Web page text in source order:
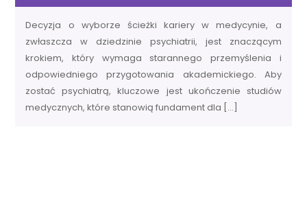
Decyzja o wyborze ścieżki kariery w medycynie, a
zwłaszcza w dziedzinie psychiatrii, jest znaczącym
krokiem, który wymaga starannego przemyślenia i
odpowiedniego przygotowania akademickiego. Aby
zostać psychiatrą, kluczowe jest ukończenie studiów
medycznych, które stanowią fundament dla […]